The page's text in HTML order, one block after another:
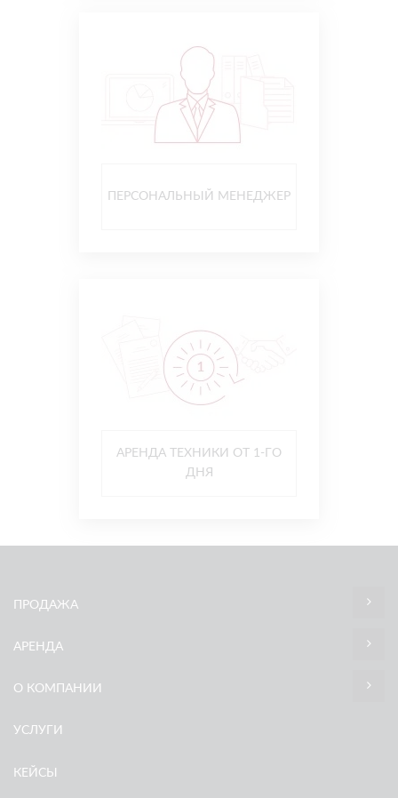
ПЕРСОНАЛЬНЫЙ МЕНЕДЖЕР
АРЕНДА ТЕХНИКИ ОТ 1-ГО
ДНЯ
ПРОДАЖА
АРЕНДА
О КОМПАНИИ
УСЛУГИ
КЕЙСЫ